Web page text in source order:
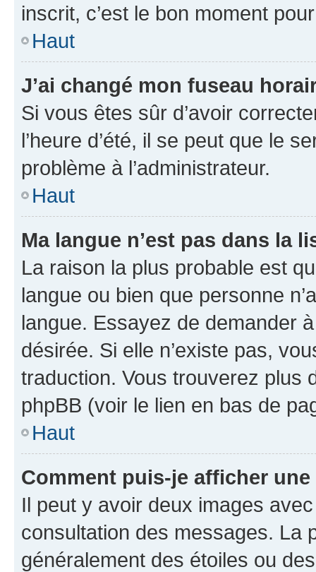
inscrit, c’est le bon moment
Haut
J’ai changé mon fuseau
Si vous êtes sûr d’avoir
l’heure d’été, il se peut que le
problème à l’administrateur.
Haut
Ma langue n’est pas dans la
La raison la plus probable est
langue ou bien que personne
langue. Essayez de demander
désirée. Si elle n’existe pas,
traduction. Vous trouverez plus
phpBB (voir le lien en bas de
Haut
Comment puis-je afficher
Il peut y avoir deux images
consultation des messages. La
généralement des étoiles ou